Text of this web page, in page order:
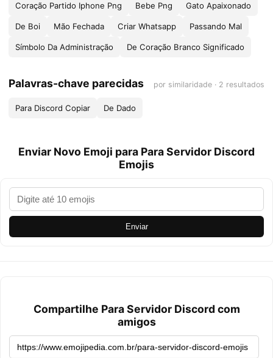
Coração Partido Iphone Png Bebe Png Gato Apaixonado
De Boi Mão Fechada Criar Whatsapp Passando Mal
Símbolo Da Administração De Coração Branco Significado
Palavras-chave parecidas por similaridade · 2 resultados
Para Discord Copiar De Dado
Enviar Novo Emoji para Para Servidor Discord
Emojis
Enviar
Compartilhe Para Servidor Discord com
amigos